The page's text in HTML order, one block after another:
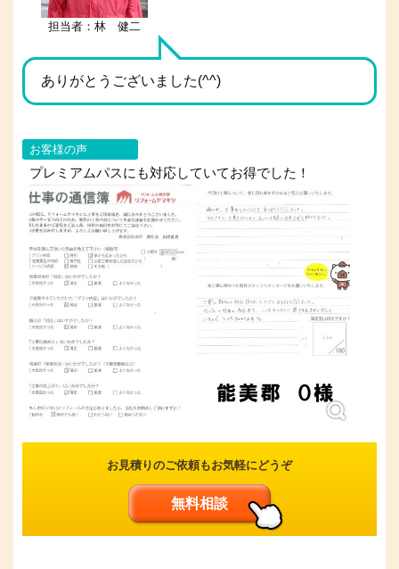
担当者：林 健二
ありがとうございました(^^)
お客様の声
プレミアムパスにも対応していてお得でした！
お見積りのご依頼もお気軽にどうぞ
無料相談